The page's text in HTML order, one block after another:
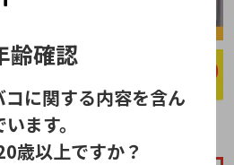
齢確認
に関する内容を含ん
います。
歳以上ですか？